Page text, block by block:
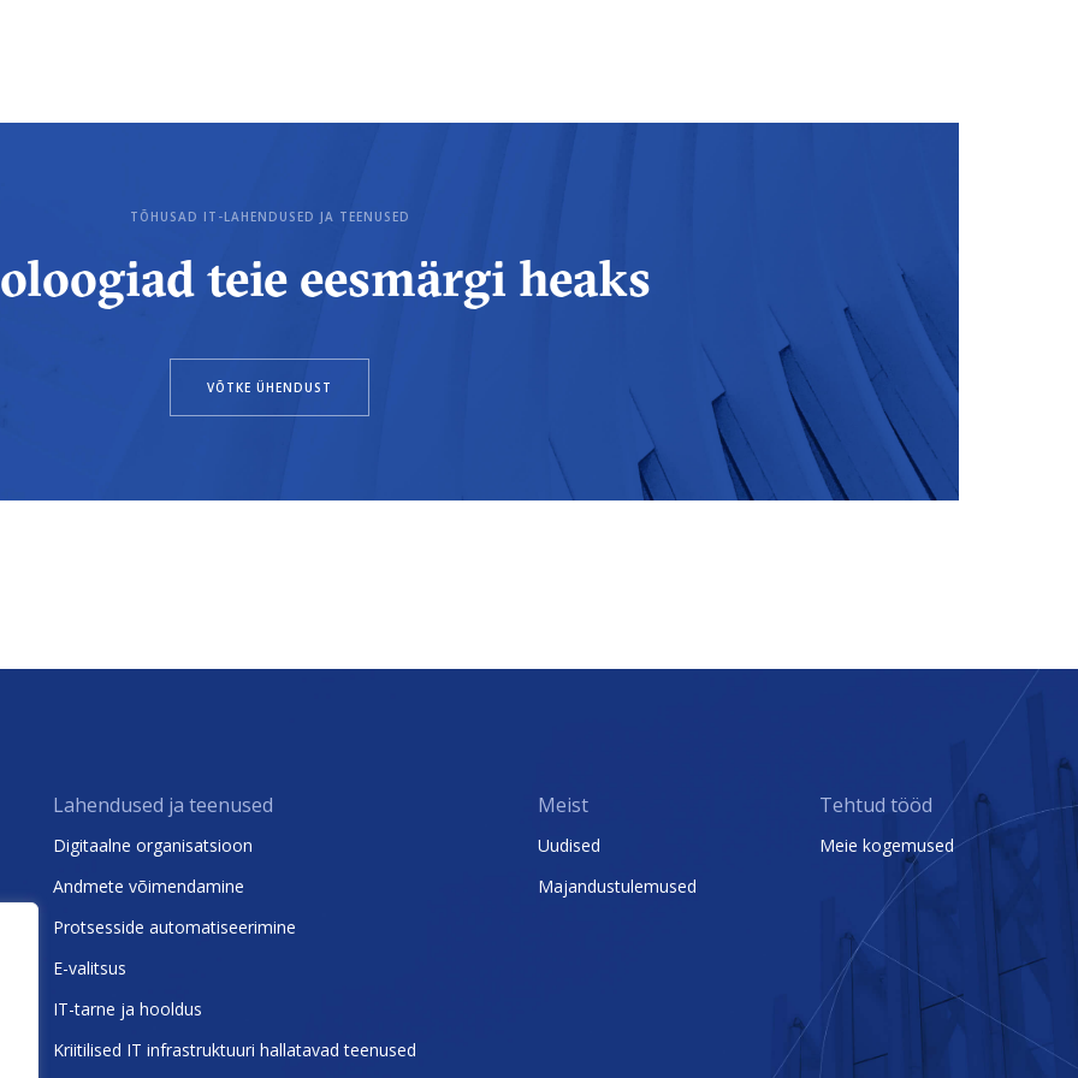
TÕHUSAD IT-LAHENDUSED JA TEENUSED
teie eesmärgi heaks
VÕTKE ÜHENDUST
Lahendused ja teenused
Digitaalne organisatsioon
Andmete võimendamine
Protsesside automatiseerimine
E-valitsus
IT-tarne ja hooldus
Kriitilised IT infrastruktuuri hallatavad teenused
Meist
Uudised
Majandustulemused
Tehtud tööd
Meie kogemused